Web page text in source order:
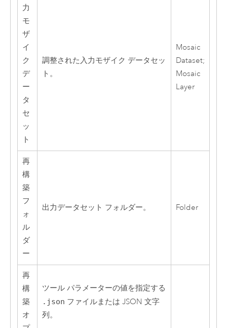
力
モ
ザ
イ
ク
デ
ー
タ
セ
ッ
ト
調整された入力モザイク データセッ
ト。
Mosaic
Dataset;
Mosaic
Layer
再
構
築
フ
ォ
ル
ダ
ー
出力データセット フォルダー。 Folder
再
構
築
オ
ツール パラメーターの値を指定する
.json ファイルまたは JSON 文字
列。